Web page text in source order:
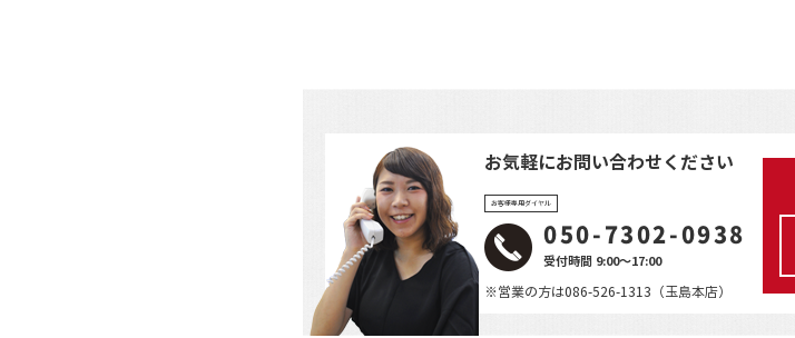
お気軽にお問い合わせください
お客様専用ダイヤル
050-7302-0938
受付時間 9:00～17:00
※営業の方は086-526-1313（玉島本店）